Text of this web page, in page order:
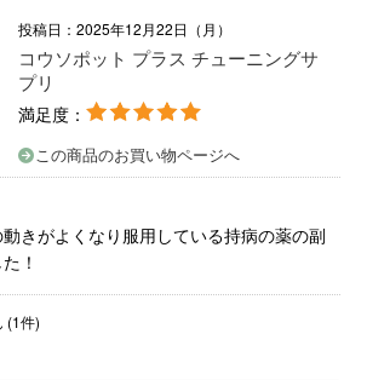
投稿日：2025年12月22日（月）
コウソポット プラス チューニングサ
プリ
満足度：
この商品のお買い物ページへ
きがよくなり服用している持病の薬の副
！
(1件)